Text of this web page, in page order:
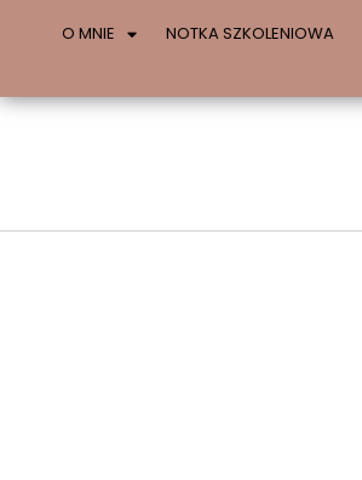
O MNIE NOTKA SZKOLENIOWA